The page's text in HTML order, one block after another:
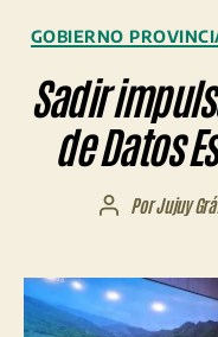
GOBIERNO
Sadir
de Datos
Autor
entrada
PorJujuy